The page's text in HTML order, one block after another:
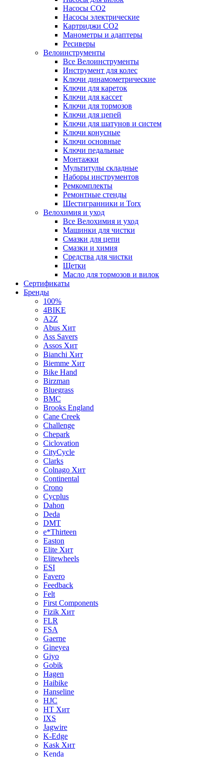
Насосы CO2
Насосы электрические
Картриджи CO2
Манометры и адаптеры
Ресиверы
Велоинструменты
Все Велоинструменты
Инструмент для колес
Ключи динамометрические
Ключи для кареток
Ключи для кассет
Ключи для тормозов
Ключи для цепей
Ключи для шатунов и систем
Ключи конусные
Ключи основные
Ключи педальные
Монтажки
Мультитулы складные
Наборы инструментов
Ремкомплекты
Ремонтные стенды
Шестигранники и Torx
Велохимия и уход
Все Велохимия и уход
Машинки для чистки
Смазки для цепи
Смазки и химия
Средства для чистки
Щетки
Масло для тормозов и вилок
Сертификаты
Бренды
100%
4BIKE
A2Z
Abus Хит
Ass Savers
Assos Хит
Bianchi Хит
Biemme Хит
Bike Hand
Birzman
Bluegrass
BMC
Brooks England
Cane Creek
Challenge
Chepark
Ciclovation
CityCycle
Clarks
Colnago Хит
Continental
Crono
Cycplus
Dahon
Deda
DMT
e*Thirteen
Easton
Elite Хит
Elitewheels
ESI
Favero
Feedback
Felt
First Components
Fizik Хит
FLR
FSA
Gaerne
Gineyea
Giyo
Gobik
Hagen
Haibike
Hanseline
HJC
HT Хит
IXS
Jagwire
K-Edge
Kask Хит
Kenda